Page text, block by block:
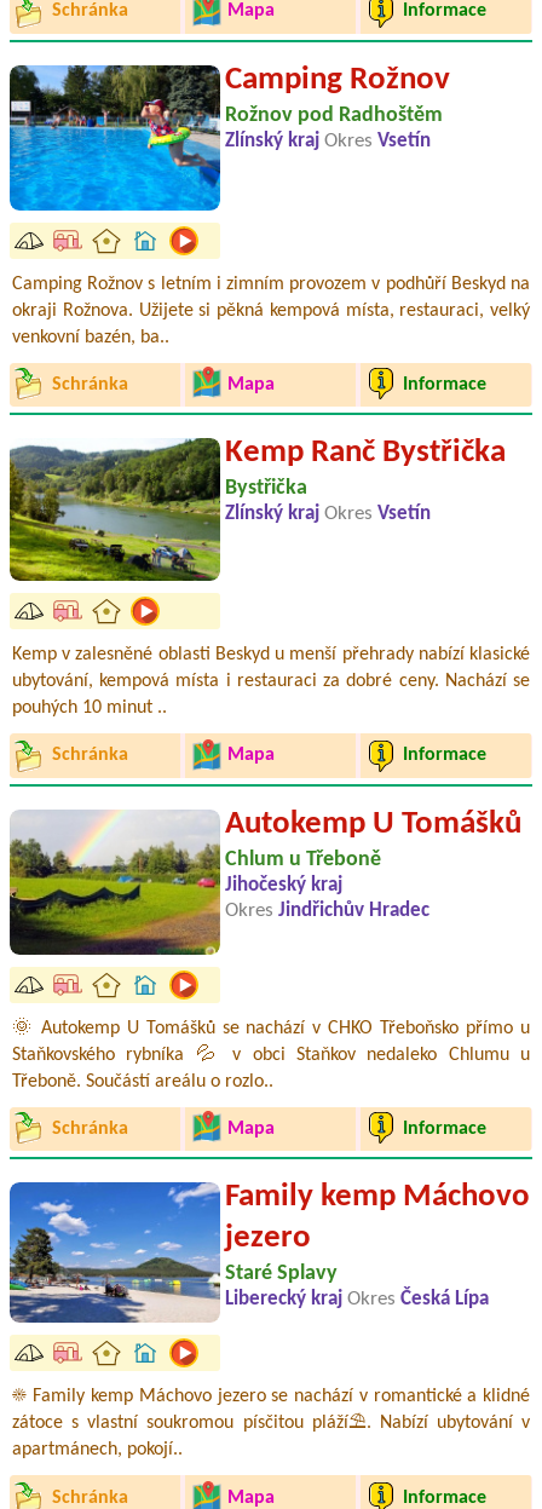
Schránka Mapa Informace
Camping Rožnov
Rožnov pod Radhoštěm
Zlínský kraj Okres Vsetín
Camping Rožnov s letním i zimním provozem v podhůří Beskyd na
okraji Rožnova. Užijete si pěkná kempová místa, restauraci, velký
venkovní bazén, ba..
Schránka Mapa Informace
Kemp Ranč Bystřička
Bystřička
Zlínský kraj Okres Vsetín
Kemp v zalesněné oblasti Beskyd u menší přehrady nabízí klasické
ubytování, kempová místa i restauraci za dobré ceny. Nachází se
pouhých 10 minut ..
Schránka Mapa Informace
Autokemp U Tomášků
Chlum u Třeboně
Jihočeský kraj
Okres Jindřichův Hradec
🌞 Autokemp U Tomášků se nachází v CHKO Třeboňsko přímo u
Staňkovského rybníka 💦 v obci Staňkov nedaleko Chlumu u
Třeboně. Součástí areálu o rozlo..
Schránka Mapa Informace
Family kemp Máchovo
jezero
Staré Splavy
Liberecký kraj Okres Česká Lípa
☀️ Family kemp Máchovo jezero se nachází v romantické a klidné
zátoce s vlastní soukromou písčitou pláží⛱️. Nabízí ubytování v
apartmánech, pokojí..
Schránka Mapa Informace